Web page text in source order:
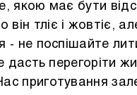
якою має бути
тліє і жовтіє,
- не поспішайте
дасть перегоріти
приготування